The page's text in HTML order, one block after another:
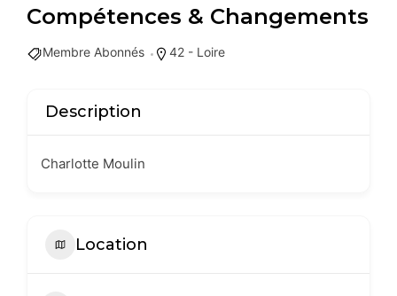
Compétences & Changements
Membre Abonnés 42 - Loire
Description
Charlotte Moulin
Location